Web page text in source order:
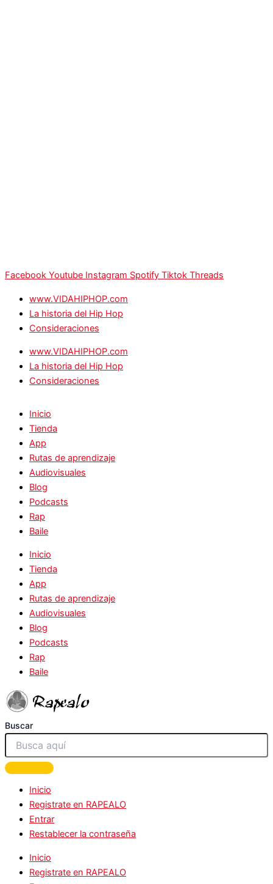
Facebook Youtube Instagram Spotify Tiktok Threads
www.VIDAHIPHOP.com
La historia del Hip Hop
Consideraciones
www.VIDAHIPHOP.com
La historia del Hip Hop
Consideraciones
Inicio
Tienda
App
Rutas de aprendizaje
Audiovisuales
Blog
Podcasts
Rap
Baile
Inicio
Tienda
App
Rutas de aprendizaje
Audiovisuales
Blog
Podcasts
Rap
Baile
Buscar
Inicio
Registrate en RAPEALO
Entrar
Restablecer la contraseña
Inicio
Registrate en RAPEALO